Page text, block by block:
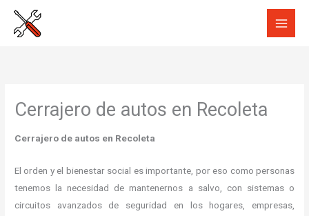
Cerrajero de autos en Recoleta
Cerrajero de autos en Recoleta
El orden y el bienestar social es importante, por eso como personas
tenemos la necesidad de mantenernos a salvo, con sistemas o
circuitos avanzados de seguridad en los hogares, empresas,